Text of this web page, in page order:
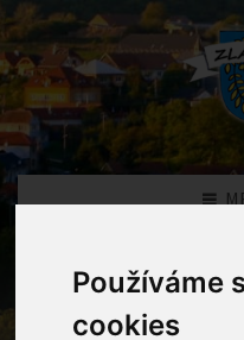
Používáme
cookies